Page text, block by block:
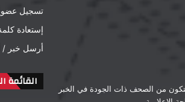
من الصحف ذات الجودة في الخبر
تسجيل
إستعادة
أرسل خبر /
القائمة